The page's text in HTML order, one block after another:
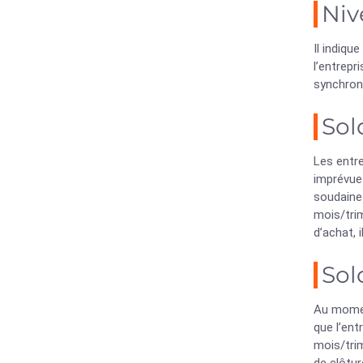
Il
Les
mois/
d’achat,
Au
que
mois/